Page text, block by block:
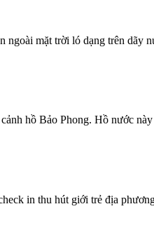
mặt trời ló dạng trên
hồ Bảo Phong. Hồ nước
in thu hút giới trẻ địa